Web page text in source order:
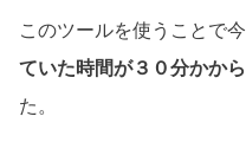
このツールを使うことで
ていた時間が３０分かか
た。